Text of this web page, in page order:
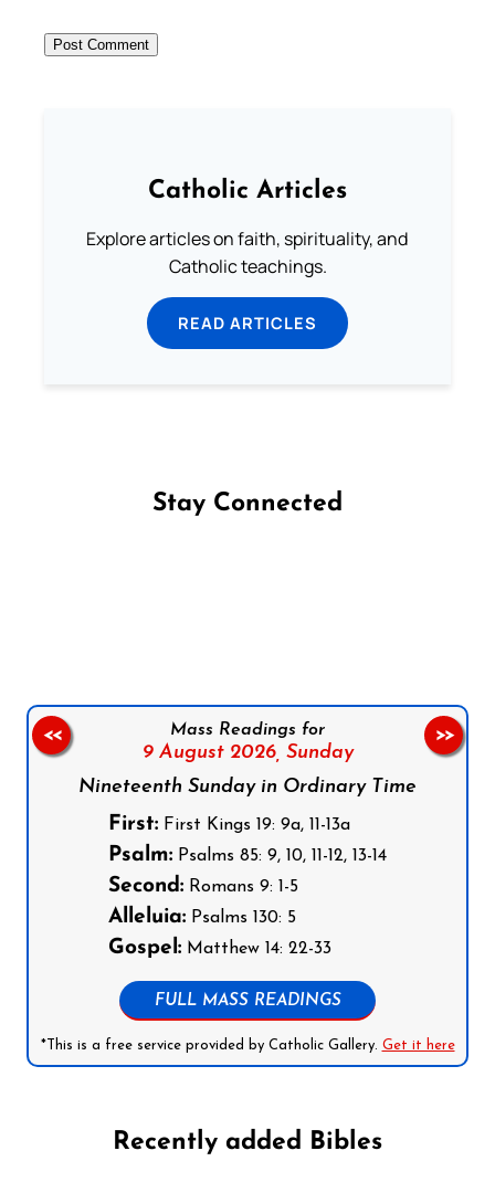
Catholic Articles
Explore articles on faith, spirituality, and
Catholic teachings.
READ ARTICLES
Stay Connected
Mass Readings for
9 August 2026, Sunday
Nineteenth Sunday in Ordinary Time
First: First Kings 19: 9a, 11-13a
Psalm: Psalms 85: 9, 10, 11-12, 13-14
Second: Romans 9: 1-5
Alleluia: Psalms 130: 5
Gospel: Matthew 14: 22-33
FULL MASS READINGS
*This is a free service provided by Catholic Gallery. Get it here
<< >>
Recently added Bibles